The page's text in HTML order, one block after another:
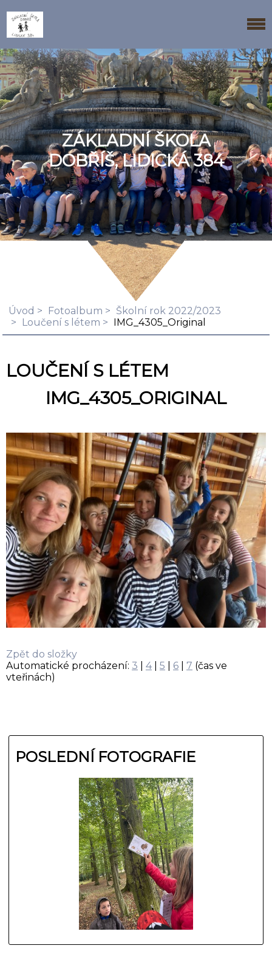
ZÁKLADNÍ ŠKOLA
DOBŘÍŠ, LIDICKÁ 384
Úvod Fotoalbum
Školní rok 2022/2023
Loučení s létem
IMG_4305_Original
LOUČENÍ S LÉTEM
IMG_4305_ORIGINAL
Zpět do složky
Automatické procházení: 3 4| 5 6 7 (čas ve
vteřinách)
POSLEDNÍ FOTOGRAFIE